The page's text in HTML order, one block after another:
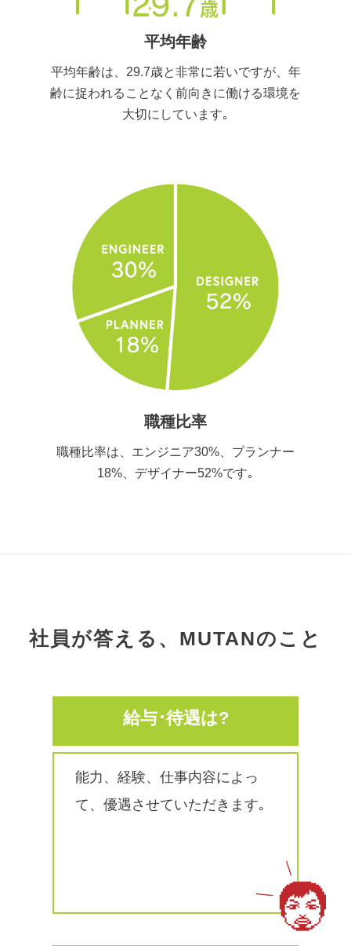
平均年齢
平均年齢は、29.7歳と非常に若いですが、年
齢に捉われることなく前向きに働ける環境を
大切にしています｡
職種比率
職種比率は、エンジニア30%、プランナー
18%、デザイナー52%です｡
社員が答える、MUTANのこと
給与･待遇は?
能力、経験、仕事内容によっ
て、優遇させていただきます｡